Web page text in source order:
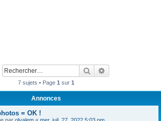
Rechercher
7 sujets • Page 1 sur 1
Annonces
= OK !